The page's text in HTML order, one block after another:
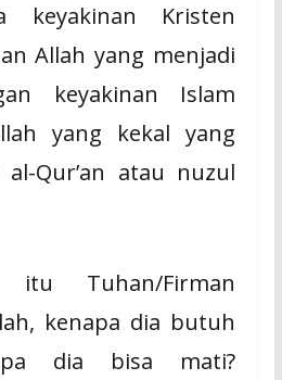
keyakinan Kristen
Allah yang menjadi
keyakinan Islam
yang kekal yang
Qur’an atau nuzul
itu Tuhan/Firman
kenapa dia butuh
dia bisa mati?